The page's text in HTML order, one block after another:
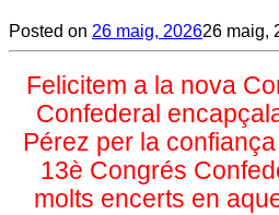
Posted on 26 maig, 202626 maig,
Felicitem a la nova
Confederal
Pérez per la
13è Congrés
molts encerts en